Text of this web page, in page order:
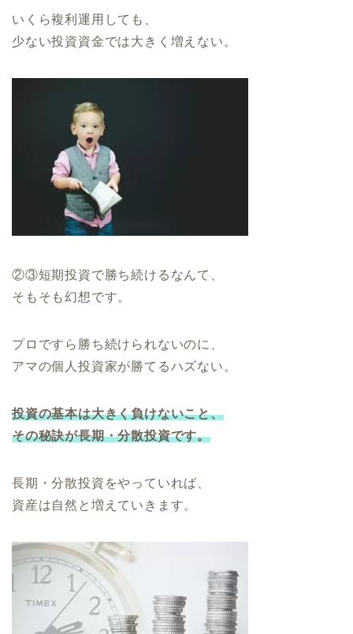
いくら複利運用しても、
少ない投資資金では大きく増えない。
②③短期投資で勝ち続けるなんて、
そもそも幻想です。
プロですら勝ち続けられないのに、
アマの個人投資家が勝てるハズない。
投資の基本は大きく負けないこと、
その秘訣が長期・分散投資です。
長期・分散投資をやっていれば、
資産は自然と増えていきます。